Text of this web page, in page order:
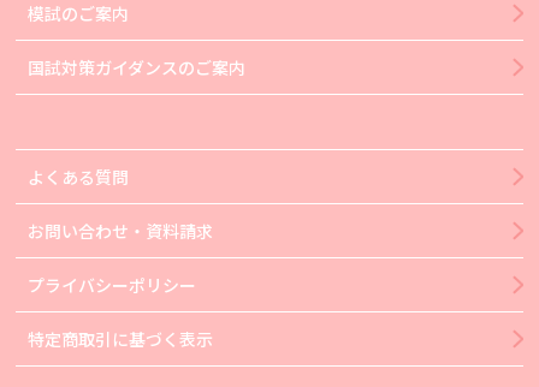
模試のご案内
国試対策ガイダンスのご案内
よくある質問
お問い合わせ・資料請求
プライバシーポリシー
特定商取引に基づく表示